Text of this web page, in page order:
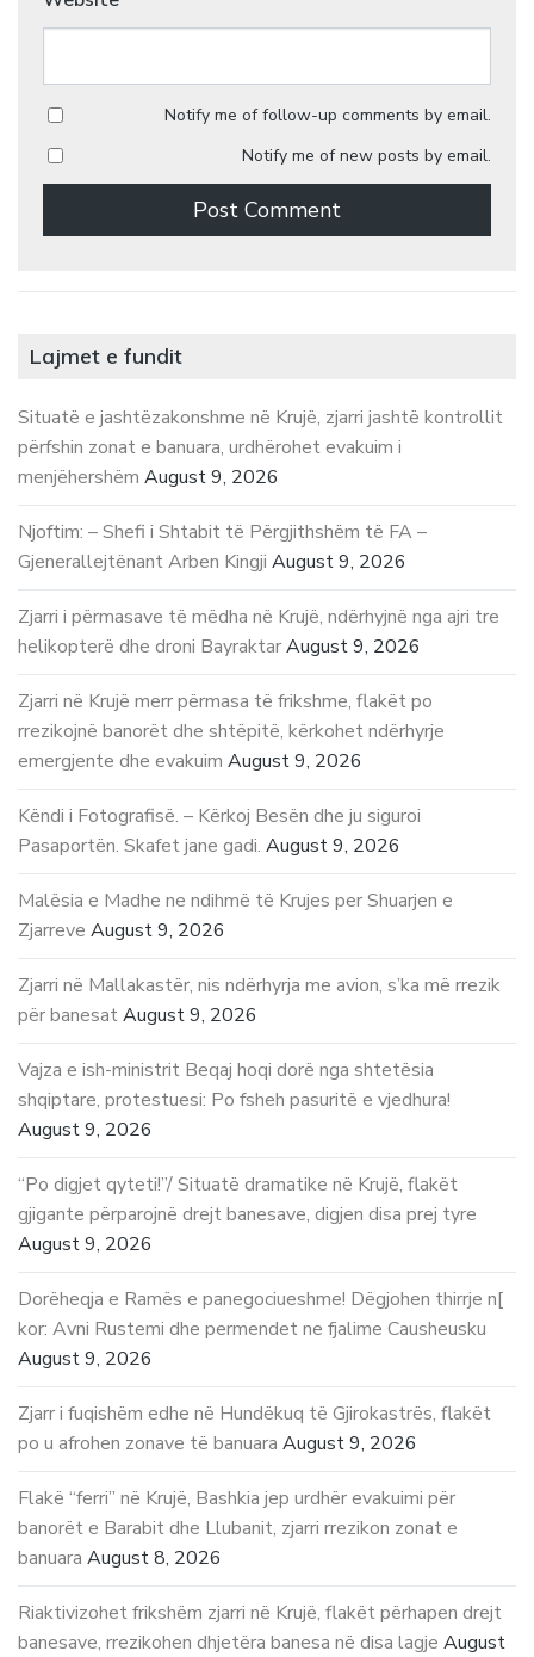
Notify me of follow-up comments by email.
Notify me of new posts by email.
Lajmet e fundit
Situatë e jashtëzakonshme në Krujë, zjarri jashtë kontrollit
përfshin zonat e banuara, urdhërohet evakuim i
menjëhershëm August 9, 2026
Njoftim: – Shefi i Shtabit të Përgjithshëm të FA –
Gjenerallejtënant Arben Kingji August 9, 2026
Zjarri i përmasave të mëdha në Krujë, ndërhyjnë nga ajri tre
helikopterë dhe droni BayraktarAugust 9, 2026
Zjarri në Krujë merr përmasa të frikshme, flakët po
rrezikojnë banorët dhe shtëpitë, kërkohet ndërhyrje
emergjente dhe evakuim August 9, 2026
Këndi i Fotografisë. – Kërkoj Besën dhe ju siguroi
Pasaportën. Skafet jane gadi. August 9, 2026
Malësia e Madhe ne ndihmë të Krujes per Shuarjen e
Zjarreve August 9, 2026
Zjarri në Mallakastër, nis ndërhyrja me avion, s’ka më rrezik
për banesatAugust 9, 2026
Vajza e ish-ministrit Beqaj hoqi dorë nga shtetësia
shqiptare, protestuesi: Po fsheh pasuritë e vjedhura!
August 9, 2026
“Po digjet qyteti!”/ Situatë dramatike në Krujë, flakët
gjigante përparojnë drejt banesave, digjen disa prej tyre
August 9, 2026
Dorëheqja e Ramës e panegociueshme! Dëgjohen thirrje n[
kor: Avni Rustemi dhe permendet ne fjalime Causheusku
August 9, 2026
Zjarr i fuqishëm edhe në Hundëkuq të Gjirokastrës, flakët
po u afrohen zonave të banuara August 9, 2026
Flakë “ferri” në Krujë, Bashkia jep urdhër evakuimi për
banorët e Barabit dhe Llubanit, zjarri rrezikon zonat e
banuara August 8, 2026
Riaktivizohet frikshëm zjarri në Krujë, flakët përhapen drejt
banesave, rrezikohen dhjetëra banesa në disa lagje August